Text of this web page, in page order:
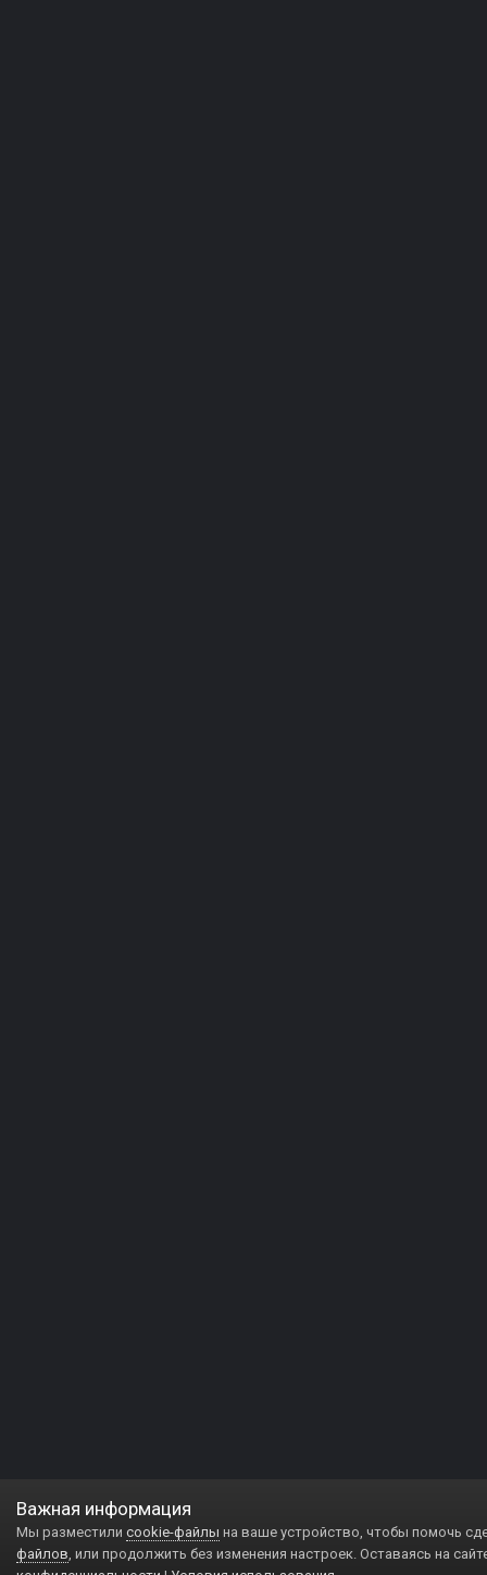
Важная информация
Мы разместили cookie-файлы на ваше устройство, чтобы помочь
файлов, или продолжить без изменения настроек. Оставаясь на